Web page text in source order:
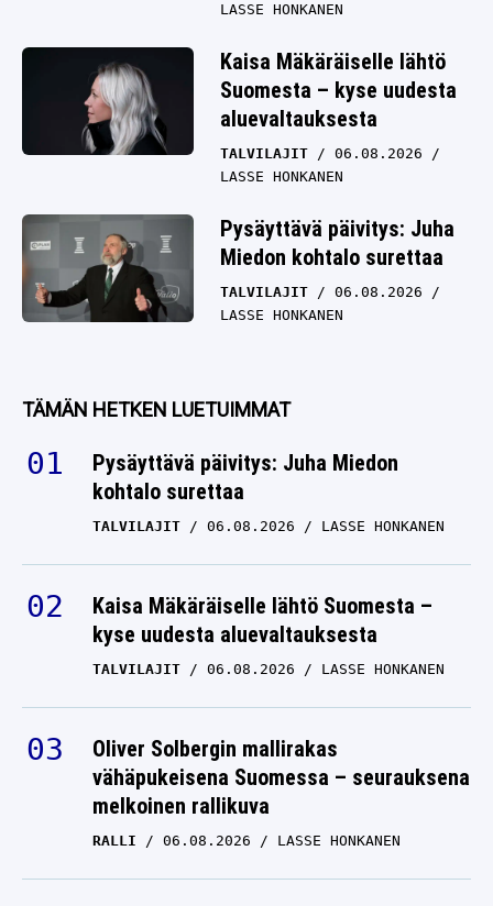
LASSE HONKANEN
Kaisa Mäkäräiselle lähtö
Suomesta – kyse uudesta
aluevaltauksesta
TALVILAJIT
06.08.2026
LASSE HONKANEN
Pysäyttävä päivitys: Juha
Miedon kohtalo surettaa
TALVILAJIT
06.08.2026
LASSE HONKANEN
TÄMÄN HETKEN LUETUIMMAT
Pysäyttävä päivitys: Juha Miedon
kohtalo surettaa
TALVILAJIT 06.08.2026 LASSE HONKANEN
Kaisa Mäkäräiselle lähtö Suomesta –
kyse uudesta aluevaltauksesta
TALVILAJIT 06.08.2026 LASSE HONKANEN
Oliver Solbergin mallirakas
vähäpukeisena Suomessa – seurauksena
melkoinen rallikuva
RALLI 06.08.2026 LASSE HONKANEN